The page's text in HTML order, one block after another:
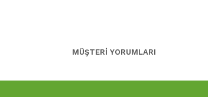
MÜŞTERİ YORUMLARI